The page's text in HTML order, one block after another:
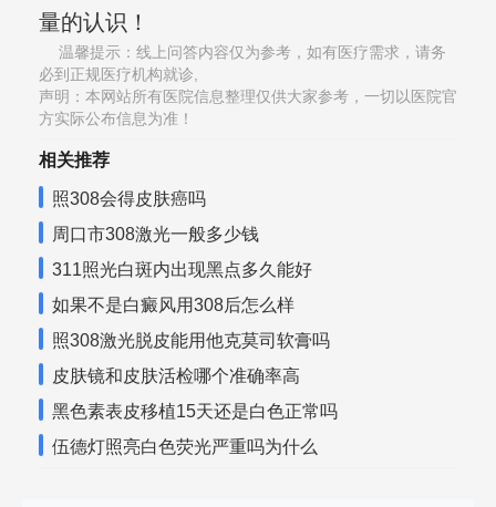
量的认识！
温馨提示：线上问答内容仅为参考，如有医疗需求，请务
必到正规医疗机构就诊,
声明：本网站所有医院信息整理仅供大家参考，一切以医院官
方实际公布信息为准！
相关推荐
照308会得皮肤癌吗
周口市308激光一般多少钱
311照光白斑内出现黑点多久能好
如果不是白癜风用308后怎么样
照308激光脱皮能用他克莫司软膏吗
皮肤镜和皮肤活检哪个准确率高
黑色素表皮移植15天还是白色正常吗
伍德灯照亮白色荧光严重吗为什么